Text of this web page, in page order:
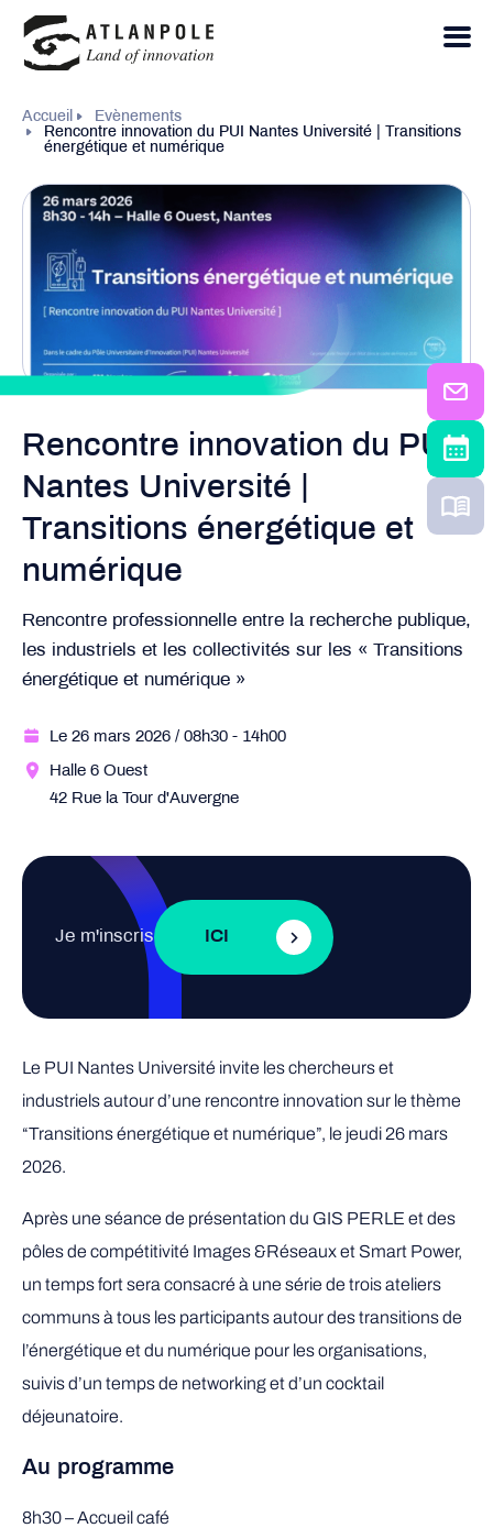
Accueil
Evènements
Rencontre innovation du PUI Nantes Université | Transitions
énergétique et numérique
Rencontre innovation du PUI
Nantes Université |
Transitions énergétique et
numérique
Rencontre professionnelle entre la recherche publique,
les industriels et les collectivités sur les « Transitions
énergétique et numérique »
Le 26 mars 2026 / 08h30 - 14h00
Halle 6 Ouest
42 Rue la Tour d'Auvergne
Je m'inscris ICI
Le PUI Nantes Université invite les chercheurs et
industriels autour d’une rencontre innovation sur le thème
“Transitions énergétique et numérique”, le jeudi 26 mars
2026.
Après une séance de présentation du GIS PERLE et des
pôles de compétitivité Images &Réseaux et Smart Power,
un temps fort sera consacré à une série de trois ateliers
communs à tous les participants autour des transitions de
l’énergétique et du numérique pour les organisations,
suivis d’un temps de networking et d’un cocktail
déjeunatoire.
Au programme
8h30 – Accueil café